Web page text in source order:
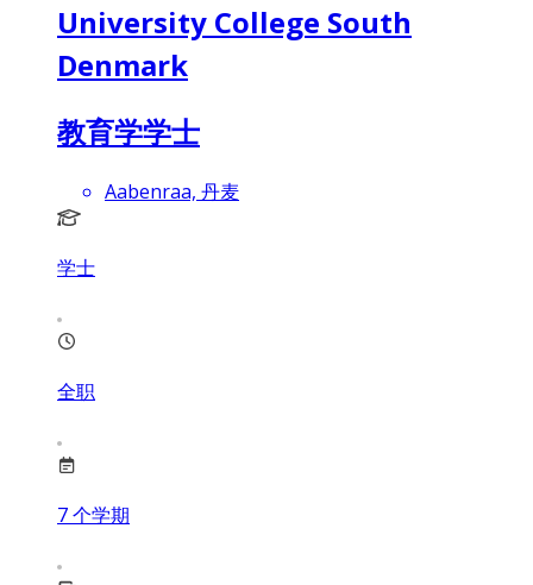
University College South
Denmark
教育学学士
Aabenraa, 丹麦
学士
全职
7个学期